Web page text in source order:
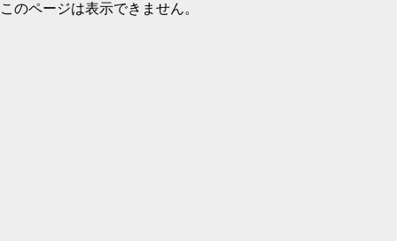
このページは表示できません。